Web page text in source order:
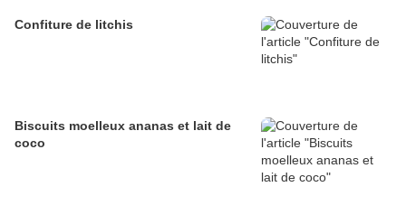
Confiture de litchis
Biscuits moelleux ananas et lait de
coco